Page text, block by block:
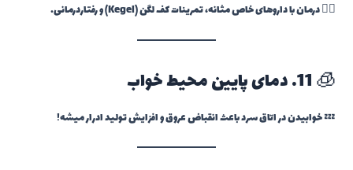
👨‍⚕️ درمان با داروهای خاص مثانه، تمرینات کف لگن (Kegel) و رفتاردرمانی.
🧊 11. دمای پایین محیط خواب
💤 خوابیدن در اتاق سرد باعث انقباض عروق و افزایش تولید ادرار میشه!